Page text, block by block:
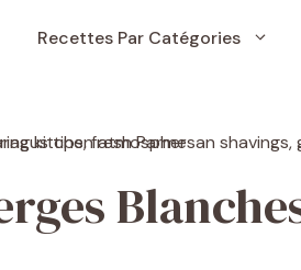
Recettes Par Catégories